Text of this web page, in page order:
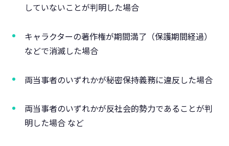
していないことが判明した場合​
キャラクターの著作権が期間満了（保護期間経過）
などで消滅した場合​
両当事者のいずれかが秘密保持義務に違反した場合​
両当事者のいずれかが反社会的勢力であることが判
明した場合 など​